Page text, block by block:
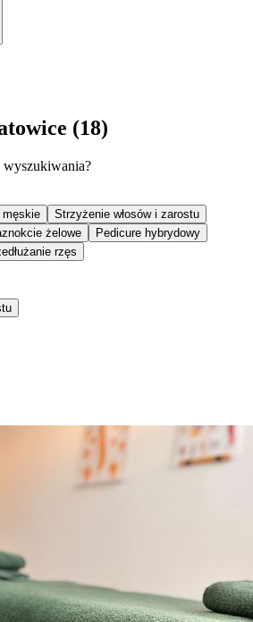
(18)
Strzyżenie włosów i zarostu
żelowe
Pedicure hybrydowy
rzęs